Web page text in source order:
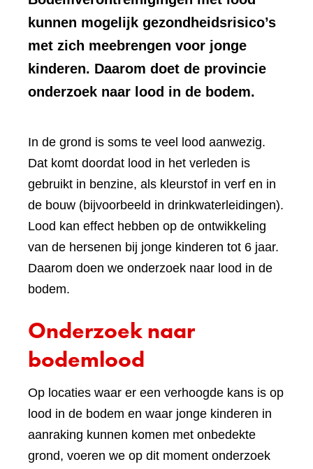
kunnen mogelijk gezondheidsrisico’s
met zich meebrengen voor jonge
kinderen. Daarom doet de provincie
onderzoek naar lood in de bodem.
In de grond is soms te veel lood aanwezig.
Dat komt doordat lood in het verleden is
gebruikt in benzine, als kleurstof in verf en in
de bouw (bijvoorbeeld in drinkwaterleidingen).
Lood kan effect hebben op de ontwikkeling
van de hersenen bij jonge kinderen tot 6 jaar.
Daarom doen we onderzoek naar lood in de
bodem.
Onderzoek naar
bodemlood
Op locaties waar er een verhoogde kans is op
lood in de bodem en waar jonge kinderen in
aanraking kunnen komen met onbedekte
grond, voeren we op dit moment onderzoek